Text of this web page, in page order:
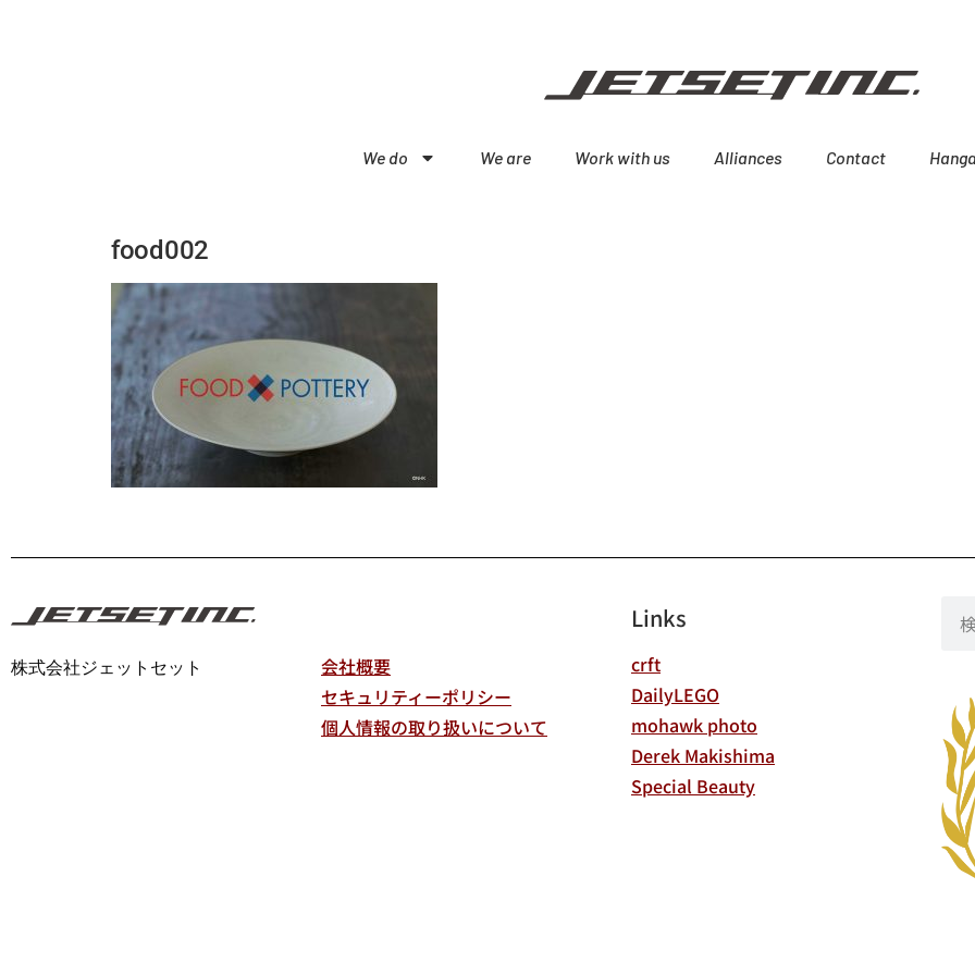
We do We are Work with us Alliances Contact
food002
株式会社ジェットセット
会社概要
セキュリティーポリシー
個人情報の取り扱いについて
Links
crft
DailyLEGO
mohawk photo
Derek Makishima
Special Beauty